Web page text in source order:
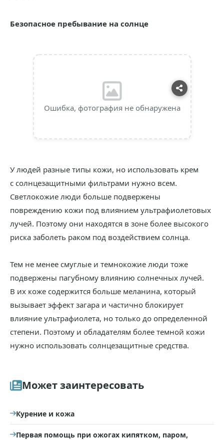
Безопасное пребывание на солнце
Ошибка, фотография не обнаружена
У людей разные типы кожи, но использовать крем
с солнцезащитными фильтрами нужно всем.
Светлокожие люди больше подвержены
повреждению кожи под влиянием ультрафиолетовых
лучей. Поэтому они находятся в зоне более высокого
риска заболеть раком под воздействием солнца.
Тем не менее смуглые и темнокожие люди тоже
подвержены пагубному влиянию солнечных лучей.
В их коже содержится больше меланина, который
вызывает эффект загара и частично блокирует
влияние ультрафиолета, но только до определенной
степени. Поэтому и обладателям более темной кожи
нужно использовать солнцезащитные средства.
Может заинтересовать
Курение и кожа
Первая помощь при ожогах кипятком, паром,